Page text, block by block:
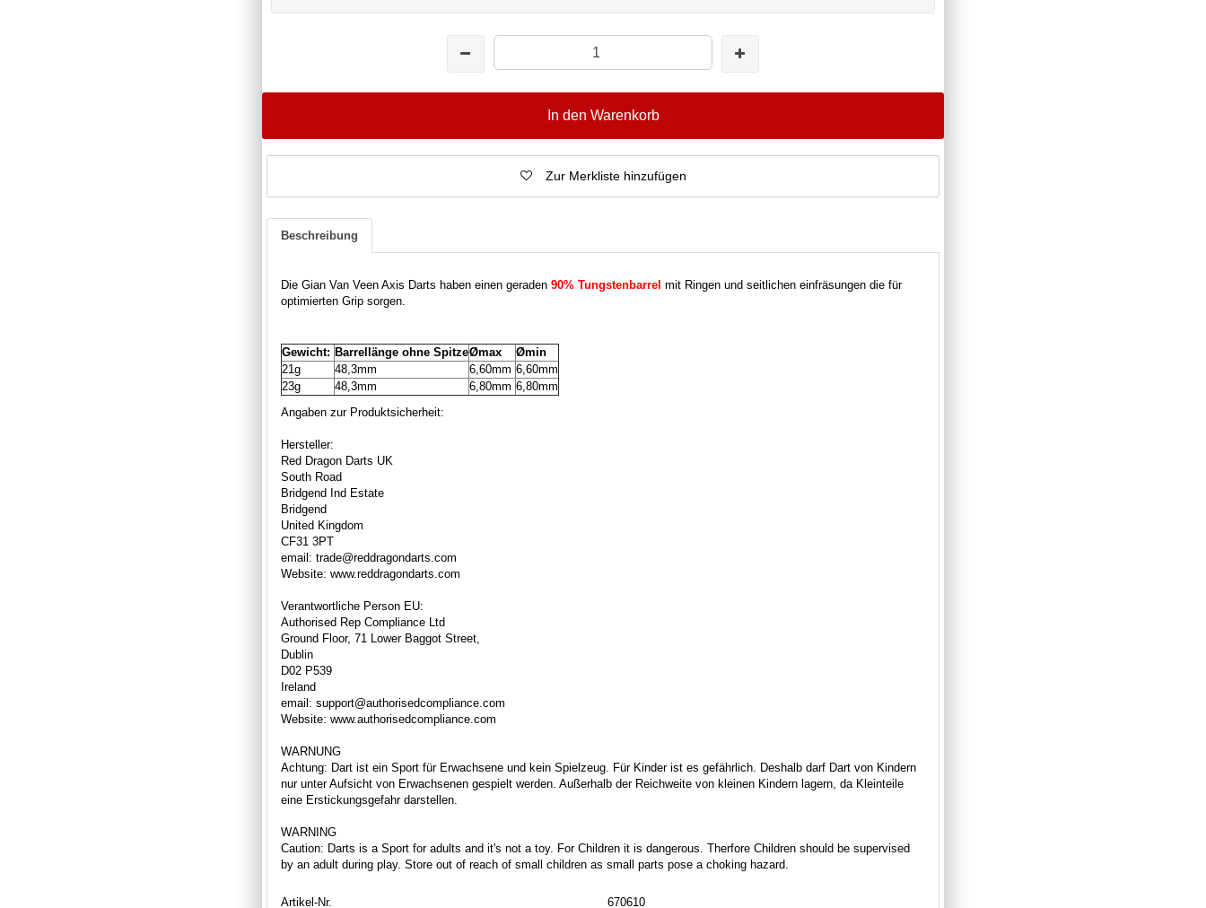
In den Warenkorb
Zur Merkliste hinzufügen
Beschreibung
Die Gian Van Veen Axis Darts haben einen geraden 90% Tungstenbarrel mit Ringen und seitlichen einfräsungen die für
optimierten Grip sorgen.
Gewicht: Barrellänge ohne SpitzeØmax
Ømin
21g
48,3mm 6,60mm 6,60mm
23g
48,3mm 6,80mm 6,80mm
Angaben zur Produktsicherheit:
Hersteller:
Red Dragon Darts UK
South Road
Bridgend Ind Estate
Bridgend
United Kingdom
CF31 3PT
email: trade@reddragondarts.com
Website: www.reddragondarts.com
Verantwortliche Person EU:
Authorised Rep Compliance Ltd
Ground Floor, 71 Lower Baggot Street,
Dublin
D02 P539
Ireland
email: support@authorisedcompliance.com
Website: www.authorisedcompliance.com
WARNUNG
Achtung: Dart ist ein Sport für Erwachsene und kein Spielzeug. Für Kinder ist es gefährlich. Deshalb darf Dart von Kindern
nur unter Aufsicht von Erwachsenen gespielt werden. Außerhalb der Reichweite von kleinen Kindern lagern, da Kleinteile
eine Erstickungsgefahr darstellen.
WARNING
Caution: Darts is a Sport for adults and it's not a toy. For Children it is dangerous. Therfore Children should be supervised
by an adult during play. Store out of reach of small children as small parts pose a choking hazard.
Artikel-Nr.
670610